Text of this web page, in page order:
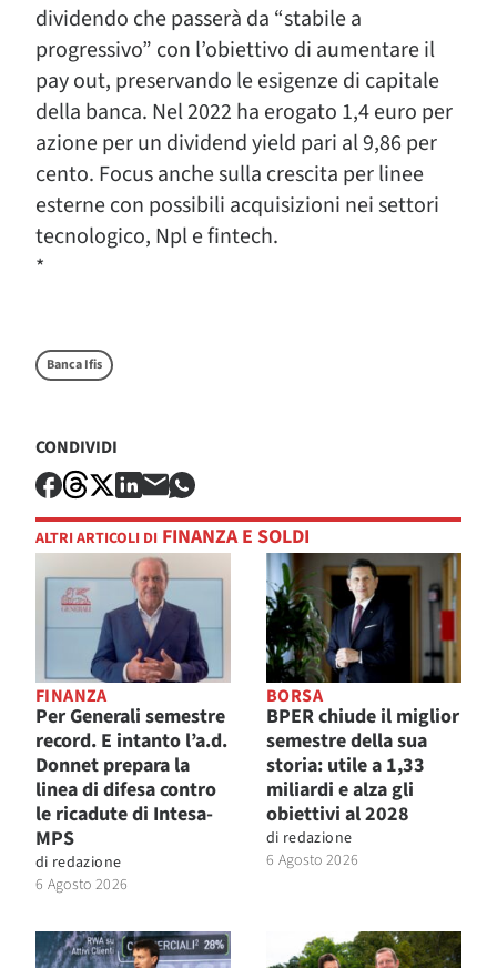
dividendo che passerà da “stabile a
progressivo” con l’obiettivo di aumentare il
pay out, preservando le esigenze di capitale
della banca. Nel 2022 ha erogato 1,4 euro per
azione per un dividend yield pari al 9,86 per
cento. Focus anche sulla crescita per linee
esterne con possibili acquisizioni nei settori
tecnologico, Npl e fintech.
*
Banca Ifis
CONDIVIDI
ALTRI ARTICOLI DI FINANZA E SOLDI
FINANZA
Per Generali semestre
record. E intanto l’a.d.
Donnet prepara la
linea di difesa contro
le ricadute di Intesa-
MPS
di redazione
6 Agosto 2026
BORSA
BPER chiude il miglior
semestre della sua
storia: utile a 1,33
miliardi e alza gli
obiettivi al 2028
di redazione
6 Agosto 2026